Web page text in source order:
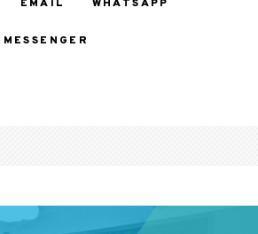
EMAIL WHATSAPP
MESSENGER